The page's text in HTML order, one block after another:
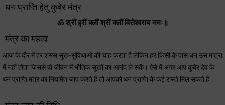
धन प्राप्ति हेतु कुबेर मंत्र
ॐ श्रीं ह्रीं क्लीं श्रीं क्लीं वित्तेश्वराय नमः॥
मंत्र का महत्व
आज के दौर में हर शख्स सुख-सुविधाओं की चाह करता है लेकिन हर किसी के पास धन उस मात्रा
में नहीं होता जिससे वो जीवन में भौतिक सुखों का आनंद ले सकें। ऐसे में अगर आप कुबेर देव के
धन प्राप्ति मंत्र का नियमित जाप करते हैं तो आपको धन प्राप्ति के कई रास्ते मिल सकते हैं।